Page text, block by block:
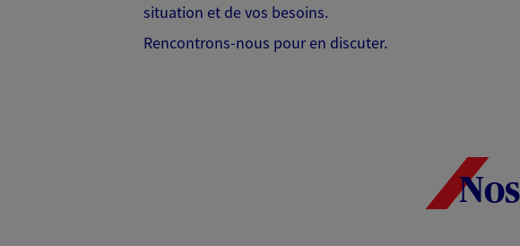
situation et de vos besoins.
Rencontrons-nous pour en discuter.